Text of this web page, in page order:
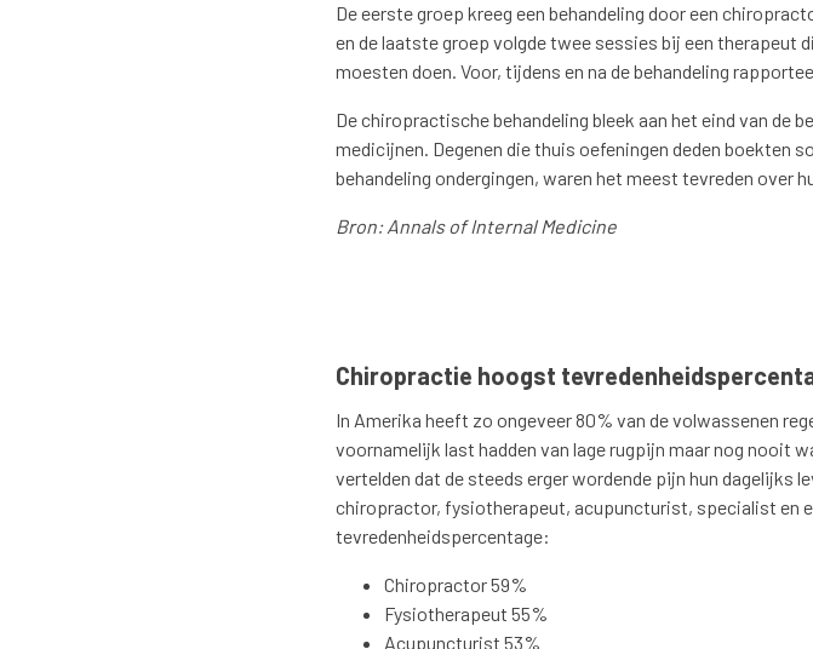
De eerste groep kreeg een behandeling door een
en de laatste groep volgde twee sessies bij een
moesten doen. Voor, tijdens en na de behandeling
De chiropractische behandeling bleek aan het eind van de
medicijnen. Degenen die thuis oefeningen deden boekten
behandeling ondergingen, waren het meest tevreden over
Bron: Annals of Internal Medicine
Chiropractie hoogst
In Amerika heeft zo ongeveer 80% van de volwassenen
voornamelijk last hadden van lage rugpijn maar nog nooit
vertelden dat de steeds erger wordende pijn hun dagelijks
chiropractor, fysiotherapeut, acupuncturist, specialist en
tevredenheidspercentage:
Chiropractor 59%
Fysiotherapeut 55%
Acupuncturist 53%